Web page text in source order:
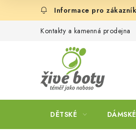
Kontakty a kamenná prodejna
DĚTSKÉ DÁMSKÉ